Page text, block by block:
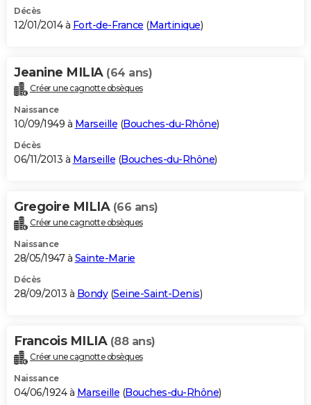
Décès
12/01/2014 à Fort-de-France (Martinique)
Jeanine MILIA (64 ans)
Créer une cagnotte obsèques
Naissance
10/09/1949 à Marseille (Bouches-du-Rhône)
Décès
06/11/2013 à Marseille (Bouches-du-Rhône)
Gregoire MILIA (66 ans)
Créer une cagnotte obsèques
Naissance
28/05/1947 à Sainte-Marie
Décès
28/09/2013 à Bondy(Seine-Saint-Denis)
Francois MILIA (88 ans)
Créer une cagnotte obsèques
Naissance
04/06/1924 à Marseille (Bouches-du-Rhône)